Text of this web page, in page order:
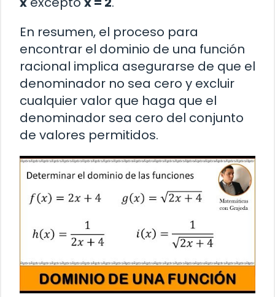
En resumen, el proceso para
encontrar el dominio de una función
racional implica asegurarse de que el
denominador no sea cero y excluir
cualquier valor que haga que el
denominador sea cero del conjunto
de valores permitidos.